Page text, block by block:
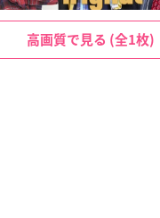
高画質で見る (全1枚)